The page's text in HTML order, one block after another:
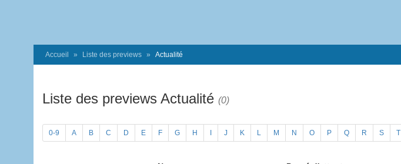
Accueil Liste des previews Actualité
Liste des previews Actualité (0)
0-9 A B C D E F G H J K L M N O P Q R S T